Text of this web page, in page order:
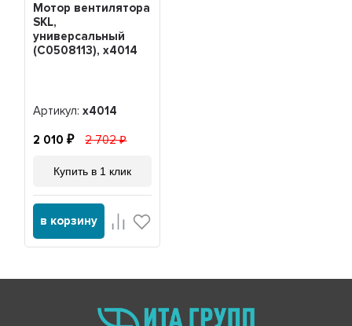
Мотор вентилятора
SKL,
универсальный
(C0508113), x4014
Артикул:x4014
2 010 2 702
Купить в 1 клик
в корзину